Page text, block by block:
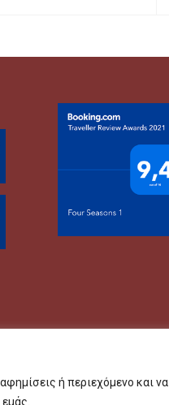
ή περιεχόμενο και να